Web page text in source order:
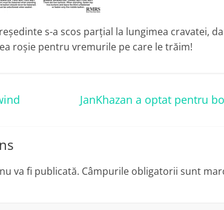
s-a scos parțial la lungimea cravatei,
roșie pentru vremurile pe care le trăim!
JanKhazan a optat pentru
va fi publicată. Câmpurile obligatorii sunt